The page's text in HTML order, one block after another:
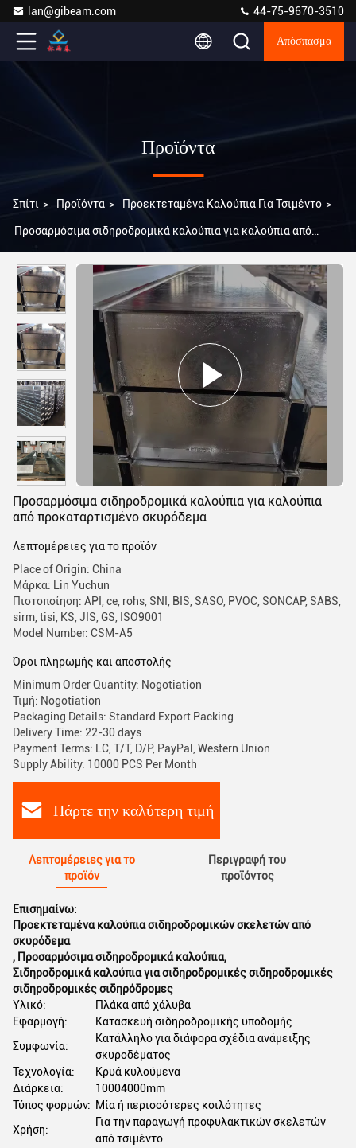
lan@gibeam.com 44-75-9670-3510
Απόσπασμα
Προϊόντα
Σπίτι > Προϊόντα > Προεκτεταμένα Καλούπια Για Τσιμέντο >
Προσαρμόσιμα σιδηροδρομικά καλούπια για καλούπια από
Προσαρμόσιμα σιδηροδρομικά καλούπια για καλούπια
από προκαταρτισμένο σκυρόδεμα
Λεπτομέρειες για το προϊόν
Place of Origin: China
Μάρκα: Lin Yuchun
Πιστοποίηση: API, ce, rohs, SNI, BIS, SASO, PVOC, SONCAP, SABS,
sirm, tisi, KS, JIS, GS, ISO9001
Model Number: CSM-A5
Όροι πληρωμής και αποστολής
Minimum Order Quantity: Nogotiation
Τιμή: Nogotiation
Packaging Details: Standard Export Packing
Delivery Time: 22-30 days
Payment Terms: LC, T/T, D/P, PayPal, Western Union
Supply Ability: 10000 PCS Per Month
Πάρτε την καλύτερη τιμή
Λεπτομέρειες για το
προϊόν
Περιγραφή του
προϊόντος
Επισημαίνω:
Προεκτεταμένα καλούπια σιδηροδρομικών σκελετών από
σκυρόδεμα
, Προσαρμόσιμα σιδηροδρομικά καλούπια,
Σιδηροδρομικά καλούπια για σιδηροδρομικές σιδηροδρομικές
σιδηροδρομικές σιδηρόδρομες
Υλικό:
Πλάκα από χάλυβα
Εφαρμογή:
Κατασκευή σιδηροδρομικής υποδομής
Συμφωνία:
Κατάλληλο για διάφορα σχέδια ανάμειξης
σκυροδέματος
Τεχνολογία:
Κρυά κυλούμενα
Διάρκεια:
10004000mm
Τύπος φορμών: Μία ή περισσότερες κοιλότητες
Χρήση:
Για την παραγωγή προφυλακτικών σκελετών
από τσιμέντο